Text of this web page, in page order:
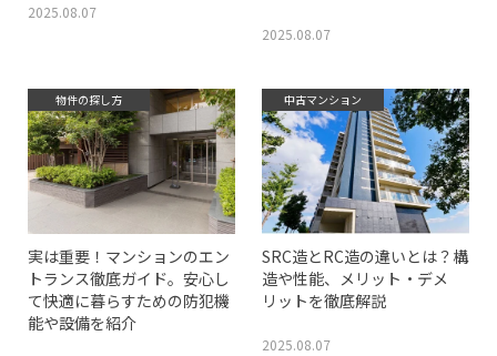
2025.08.07
2025.08.07
物件の探し方
実は重要！マンションのエン
トランス徹底ガイド。安心し
て快適に暮らすための防犯機
能や設備を紹介
中古マンション
SRC造とRC造の違いとは？構
造や性能、メリット・デメ
リットを徹底解説
2025.08.07